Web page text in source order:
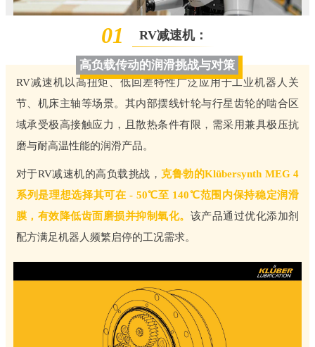
01 RV减速机：
高负载传动的润滑挑战与对策
RV减速机以高扭矩、低回差特性广泛应用于工业机器人关
节、机床主轴等场景。其内部摆线针轮与行星齿轮的啮合区
域承受极高接触应力，且散热条件有限，需采用兼具极压抗
磨与耐高温性能的润滑产品。
对于RV减速机的高负载挑战， 克鲁勃的Klübersynth MEG 4
系列是理想选择其可在 - 50℃至 140℃范围内保持稳定润滑
膜，有效降低齿面磨损并抑制氧化。 该产品通过优化添加剂
配方满足机器人频繁启停的工况需求。